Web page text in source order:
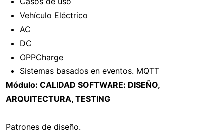
Vehículo Eléctrico
AC
DC
OPPCharge
Sistemas basados en eventos. MQTT
Módulo: CALIDAD SOFTWARE: DISEÑO,
ARQUITECTURA, TESTING
Patrones de diseño.